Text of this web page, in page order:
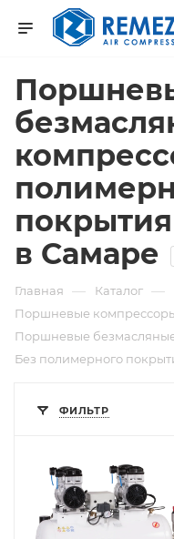
в Самаре
Главная — Каталог —
Поршневые
Поршневые
Без полимерного
ФИЛЬТР